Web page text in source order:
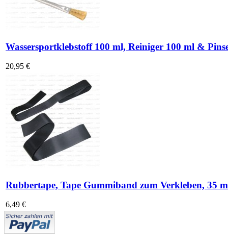
Wassersportklebstoff 100 ml, Reiniger 100 ml &
20,95 €
Rubbertape, Tape Gummiband zum Verkleben, 35
6,49 €